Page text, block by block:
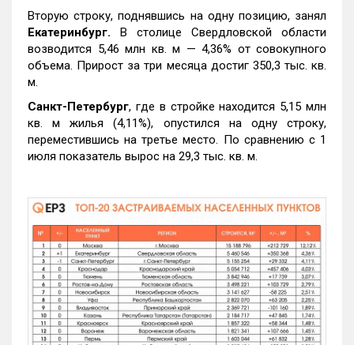
Вторую строку, поднявшись на одну позицию, занял
Екатеринбург. В столице Свердловской области
возводится 5,46 млн кв. м — 4,36% от совокупного
объема. Прирост за три месяца достиг 350,3 тыс. кв.
м.
Санкт-Петербург, где в стройке находится 5,15 млн
кв. м жилья (4,11%), опустился на одну строку,
переместившись на третье место. По сравнению с 1
июля показатель вырос на 29,3 тыс. кв. м.